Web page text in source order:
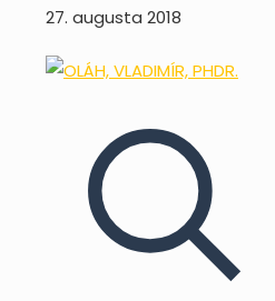
27. augusta 2018